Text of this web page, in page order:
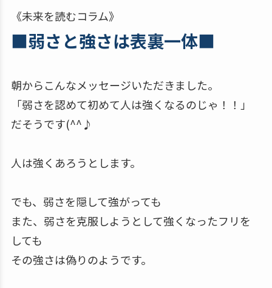
《未来を読むコラム》
■弱さと強さは表裏一体■
朝からこんなメッセージいただきました。
「弱さを認めて初めて人は強くなるのじゃ！！」
だそうです(^^♪
人は強くあろうとします。
でも、弱さを隠して強がっても
また、弱さを克服しようとして強くなったフリを
しても
その強さは偽りのようです。